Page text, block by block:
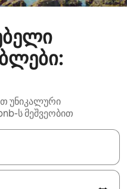
უნიკალური
ს მეშვეობით
გახდება,